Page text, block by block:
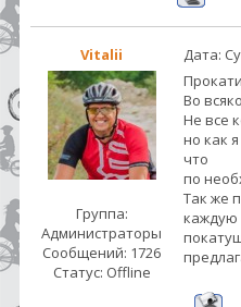
Vitalii Дата:
Группа:
Администраторы
Сообщений: 1726
Статус: Offline
Во
Не все
но как
что
по
Так же